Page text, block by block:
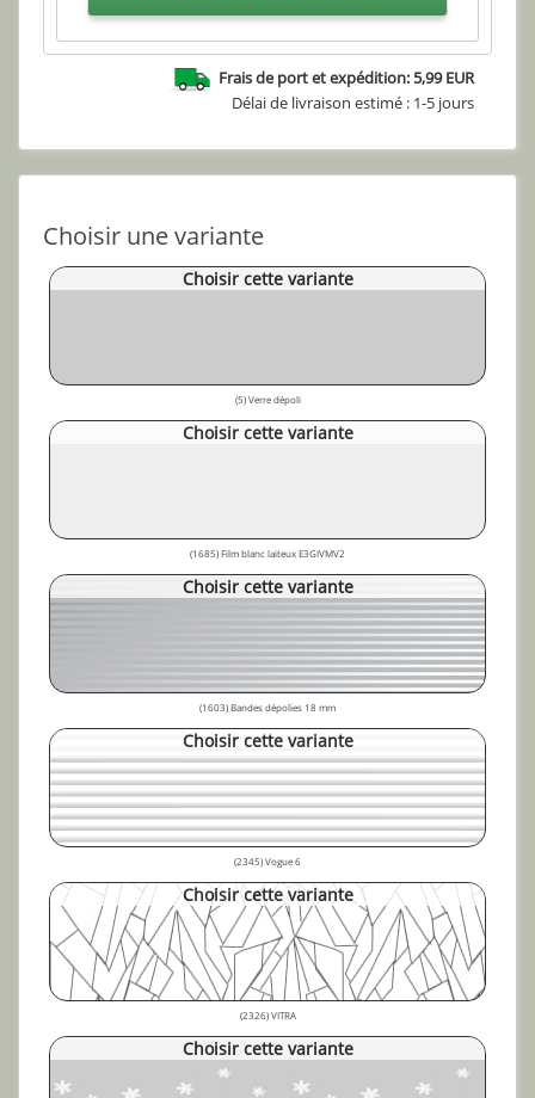
Frais de port et expédition: 5,99 EUR
Délai de livraison estimé : 1-5 jours
Choisir une variante
Choisir cette variante
(5) Verre dépoli
Choisir cette variante
(1685) Film blanc laiteux E3GIVMV2
Choisir cette variante
(1603) Bandes dépolies 18 mm
Choisir cette variante
(2345) Vogue 6
Choisir cette variante
(2326) VITRA
Choisir cette variante